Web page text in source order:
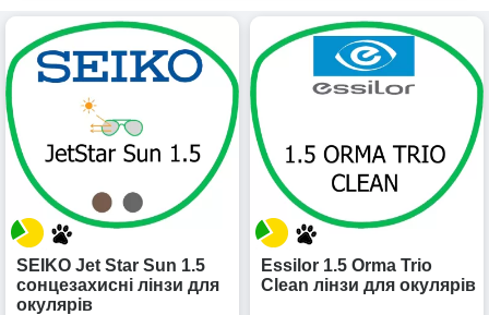
SEIKO Jet Star Sun 1.5
сонцезахисні лінзи для
окулярів
Essilor 1.5 Orma Trio
Clean лінзи для окулярів